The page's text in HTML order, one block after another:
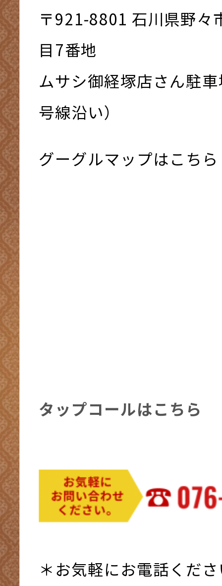
〒921-8801 ⽯川県野々
⽬7番地
ムサシ御経塚店さん駐
号線沿い）
グーグルマップはこちら
タップコールはこちら
＊お気軽にお電話くだ